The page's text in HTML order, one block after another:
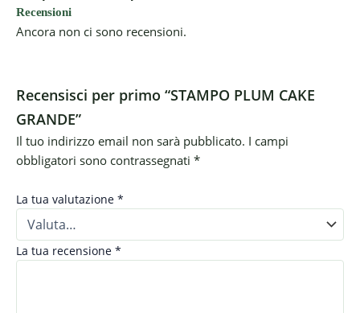
Recensioni
Ancora non ci sono recensioni.
Recensisci per primo “STAMPO PLUM CAKE
GRANDE”
Il tuo indirizzo email non sarà pubblicato. I campi
obbligatori sono contrassegnati *
La tua valutazione *
La tua recensione *